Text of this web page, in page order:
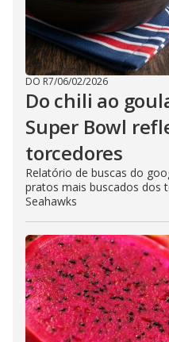
DO R7/06/02/2026
Do chili ao
Super Bowl
torcedores
Relatório de buscas do
pratos mais buscados dos
Seahawks